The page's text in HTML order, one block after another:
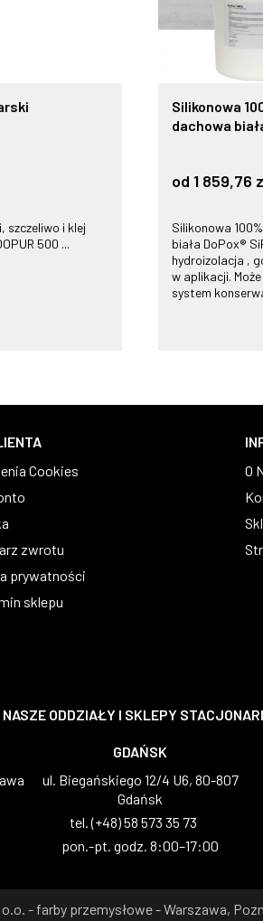
szczeliwo i klej
500 ...
Silikonowa
dachowa
od 1 859,76
Silikonowa
biała DoPox®
hydroizolacja ,
w aplikacji.
system
Cookies
zwrotu
prywatności
sklepu
O
NASZE ODDZIAŁY I SKLEPY
GDAŃSK
ul. Biegańskiego 12/4 U6, 80-807
Gdańsk
tel. (+48) 58 573 35 73
pon.-pt. godz. 8:00–17:00
- farby przemysłowe - Warszawa,